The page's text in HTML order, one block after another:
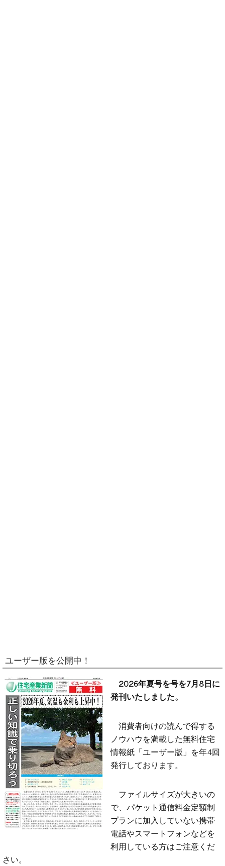
ユーザー版を公開中！
2026年夏号を号を7月8日に
発刊いたしました。
消費者向けの読んで得する
ノウハウを満載した無料住宅
情報紙「ユーザー版」を年4回
発行しております。
ファイルサイズが大きいの
で、パケット通信料金定額制
プランに加入していない携帯
電話やスマートフォンなどを
利用している方はご注意くだ
さい。